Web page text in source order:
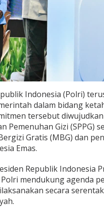
Indonesia (Polri)
dalam bidang
tersebut
Pemenuhan Gizi (SPPG)
Gratis (MBG) dan
Emas.
Republik Indonesia
mendukung agenda
secara